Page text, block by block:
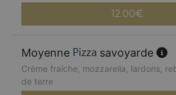
12.00€
Moyenne savoyarde
Crème fraîche, mozzarella, lardons,
de terre